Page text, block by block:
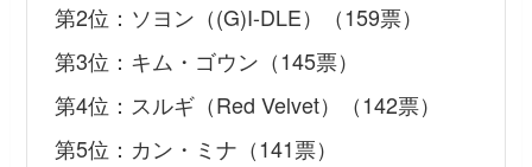
第2位：ソヨン（(G)I-DLE）（159票）
第3位：キム・ゴウン（145票）
第4位：スルギ（Red Velvet）（142票）
第5位：カン・ミナ（141票）